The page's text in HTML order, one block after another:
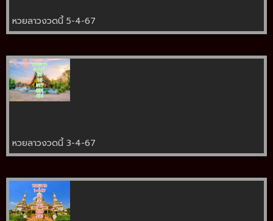
หวยลาวงวดนี้ 5-4-67
หวยลาวงวดนี้ 3-4-67